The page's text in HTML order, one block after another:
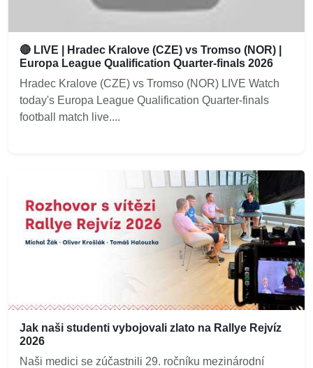
🔴 LIVE | Hradec Kralove (CZE) vs Tromso (NOR) |
Europa League Qualification Quarter-finals 2026
Hradec Kralove (CZE) vs Tromso (NOR) LIVE Watch
today's Europa League Qualification Quarter-finals
football match live....
Jak naši studenti vybojovali zlato na Rallye Rejvíz
2026
Naši medici se zúčastnili 29. ročníku mezinárodní